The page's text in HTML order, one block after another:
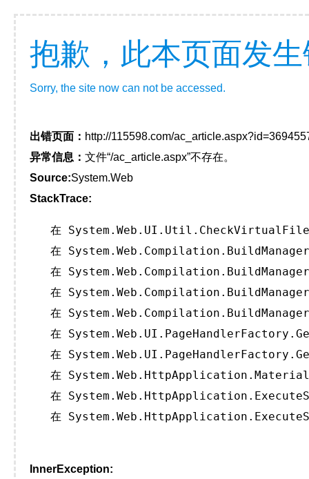
抱歉，此本页面发
Sorry, the site now can not be accessed.
出错页面： http://115598.com/
异常信息： 文件“/ac_article.aspx”不存在。
Source:System.Web
StackTrace:
在
在
在
在
在
在
在
在
在
在
InnerException: